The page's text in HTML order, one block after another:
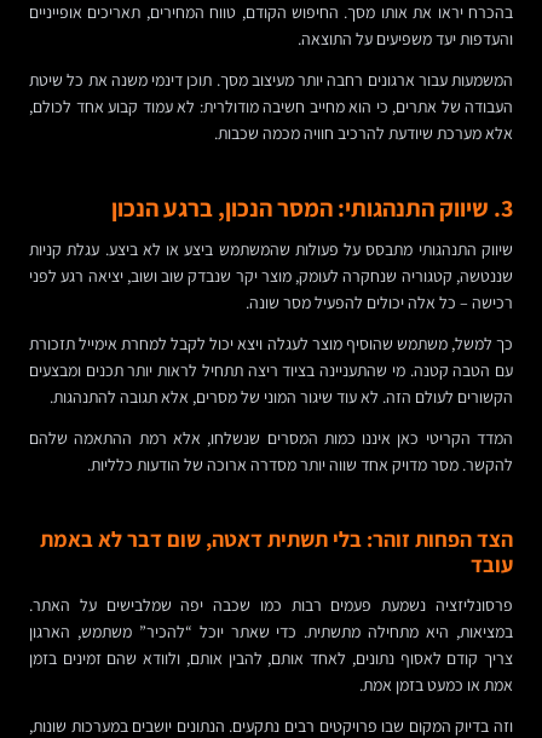
בהכרח יראו את אותו מסך. החיפוש הקודם, טווח המחירים, תאריכים אופייניים
והעדפות יעד משפיעים על התוצאה.
המשמעות עבור ארגונים רחבה יותר מעיצוב מסך. תוכן דינמי משנה את כל שיטת
העבודה של אתרים, כי הוא מחייב חשיבה מודולרית: לא עמוד קבוע אחד לכולם,
אלא מערכת שיודעת להרכיב חוויה מכמה שכבות.
3. שיווק התנהגותי: המסר הנכון, ברגע הנכון
שיווק התנהגותי מתבסס על פעולות שהמשתמש ביצע או לא ביצע. עגלת קניות
שננטשה, קטגוריה שנחקרה לעומק, מוצר יקר שנבדק שוב ושוב, יציאה רגע לפני
רכישה – כל אלה יכולים להפעיל מסר שונה.
כך למשל, משתמש שהוסיף מוצר לעגלה ויצא יכול לקבל למחרת אימייל תזכורת
עם הטבה קטנה. מי שהתעניינה בציוד ריצה תתחיל לראות יותר תכנים ומבצעים
הקשורים לעולם הזה. לא עוד שיגור המוני של מסרים, אלא תגובה להתנהגות.
המדד הקריטי כאן איננו כמות המסרים שנשלחו, אלא רמת ההתאמה שלהם
להקשר. מסר מדויק אחד שווה יותר מסדרה ארוכה של הודעות כלליות.
הצד הפחות זוהר: בלי תשתית דאטה, שום דבר לא באמת
עובד
פרסונליזציה נשמעת פעמים רבות כמו שכבה יפה שמלבישים על האתר.
במציאות, היא מתחילה מתשתית. כדי שאתר יוכל “להכיר” משתמש, הארגון
צריך קודם לאסוף נתונים, לאחד אותם, להבין אותם, ולוודא שהם זמינים בזמן
אמת או כמעט בזמן אמת.
וזה בדיוק המקום שבו פרויקטים רבים נתקעים. הנתונים יושבים במערכות שונות,